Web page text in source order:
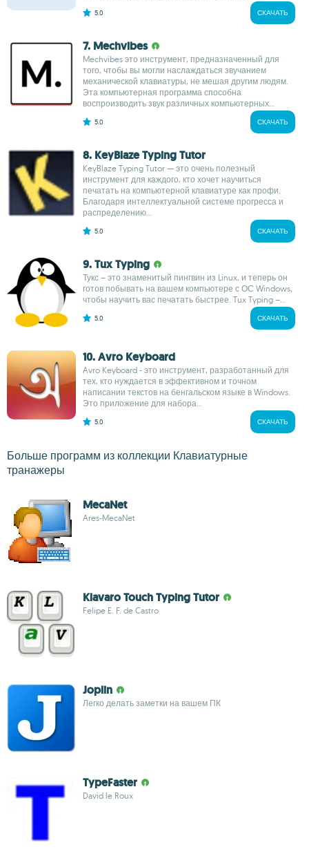
5.0 СКАЧАТЬ
7. Mechvibes
Mechvibes это инструмент, предназначенный для
того, чтобы вы могли наслаждаться звучанием
механической клавиатуры, не мешая другим людям.
Эта компьютерная программа способна
воспроизводить звук различных компьютерных...
5.0 СКАЧАТЬ
8. KeyBlaze Typing Tutor
KeyBlaze Typing Tutor — это очень полезный
инструмент для каждого, кто хочет научиться
печатать на компьютерной клавиатуре как профи.
Благодаря интеллектуальной системе прогресса и
распределению...
5.0 СКАЧАТЬ
9. Tux Typing
Тукс – это знаменитый пингвин из Linux, и теперь он
готов побывать на вашем компьютере с ОС Windows,
чтобы научить вас печатать быстрее. Tux Typing –...
5.0 СКАЧАТЬ
10. Avro Keyboard
Avro Keyboard - это инструмент, разработанный для
тех, кто нуждается в эффективном и точном
написании текстов на бенгальском языке в Windows.
Это приложение для набора...
5.0 СКАЧАТЬ
Больше программ из коллекции Клавиатурные
транажеры
MecaNet
Ares-MecaNet
Klavaro Touch Typing Tutor
Felipe E. F. de Castro
Joplin
Легко делать заметки на вашем ПК
TypeFaster
David le Roux